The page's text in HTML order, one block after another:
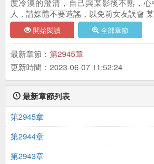
度冷漠的澄清，自己與某影後不熟，
人，請媒體不要造謠，以免前女友誤會
開始閱讀 全部章節
最新章節： 第2945章
更新時間：2023-06-07 11:52:24
最新章節列表
第2945章
第2944章
第2943章